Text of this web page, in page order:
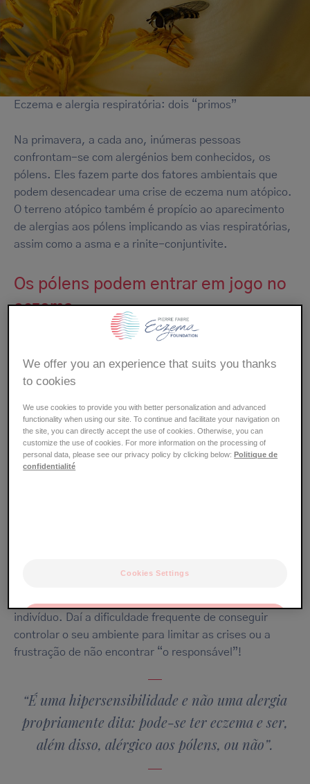
Eczema e alergia respiratória: dois “primos”
Na primavera, a cada ano, inúmeras pessoas
confrontam-se com alergénios bem conhecidos, os
pólens. Eles fazem parte dos fatores ambientais que
podem desencadear uma crise de eczema num atópico.
O terreno atópico também é propício ao aparecimento
de alergias aos pólens implicando as vias respiratórias,
assim como a asma e a rinite-conjuntivite.
Os pólens podem entrar em jogo no
eczema
O pólen como elemento desencadeante
O eczema atópico é o resultado de uma reação
excessiva da pele a certos fatores ambientais: pólens,
calor, pelos de animais, etc. Ao penetrar na pele, mais
frágil com a atopia, eles desencadeiam uma inflamação
indivíduo. Daí a dificuldade frequente de conseguir
controlar o seu ambiente para limitar as crises ou a
frustração de não encontrar “o responsável”!
“É uma hipersensibilidade e não uma alergia
propriamente dita: pode-se ter eczema e ser,
além disso, alérgico aos pólens, ou não”.
We offer you an experience that suits you thanks
to cookies
We use cookies to provide you with better personalization and advanced
functionality when using our site. To continue and facilitate your navigation on
the site, you can directly accept the use of cookies. Otherwise, you can
customize the use of cookies. For more information on the processing of
personal data, please see our privacy policy by clicking below:Politique de
confidentialité
Cookies Settings
Only the essentials
OK